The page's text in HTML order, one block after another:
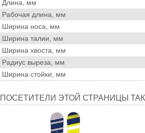
Длина, мм
Рабочая длина, мм
Ширина носа, мм
Ширина талии, мм
Ширина хвоста, мм
Радиус выреза, мм
Ширина стойки, мм
Посетители
этой
ПОСЕТИТЕЛИ ЭТОЙ СТРАНИЦЫ